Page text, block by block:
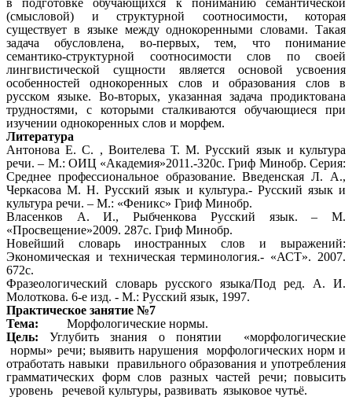
в подготовке обучающихся к пониманию семантической
(смысловой) и структурной соотносимости, которая
существует в языке между однокоренными словами. Такая
задача обусловлена, во-первых, тем, что понимание
семантико-структурной соотносимости слов по своей
лингвистической сущности является основой усвоения
особенностей однокоренных слов и образования слов в
русском языке. Во-вторых, указанная задача продиктована
трудностями, с которыми сталкиваются обучающиеся при
изучении однокоренных слов и морфем.
Литература
Антонова Е. С. , Воителева Т. М. Русский язык и культура
речи. – М.: ОИЦ «Академия»2011.-320с. Гриф Минобр. Серия:
Среднее профессиональное образование. Введенская Л. А.,
Черкасова М. Н. Русский язык и культура.- Русский язык и
культура речи. – М.: «Феникс» Гриф Минобр.
Власенков А. И., Рыбченкова Русский язык. – М.
«Просвещение»2009. 287с. Гриф Минобр.
Новейший словарь иностранных слов и выражений:
Экономическая и техническая терминология.- «АСТ». 2007.
672с.
Фразеологический словарь русского языка/Под ред. А. И.
Молоткова. 6-е изд. - М.: Русский язык, 1997.
Практическое занятие №7
Тема: Морфологические нормы.
Цель: Углубить знания о понятии «морфологические
нормы» речи; выявить нарушения морфологических норм и
отработать навыки правильного образования и употребления
грамматических форм слов разных частей речи; повысить
уровень речевой культуры, развивать языковое чутьё.